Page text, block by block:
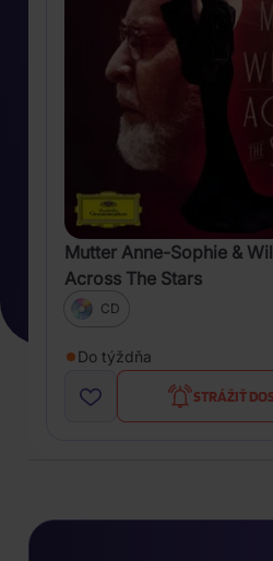
Mutter Anne-Sophie &
Across The Stars
CD
Do týždňa
STRÁŽIŤ